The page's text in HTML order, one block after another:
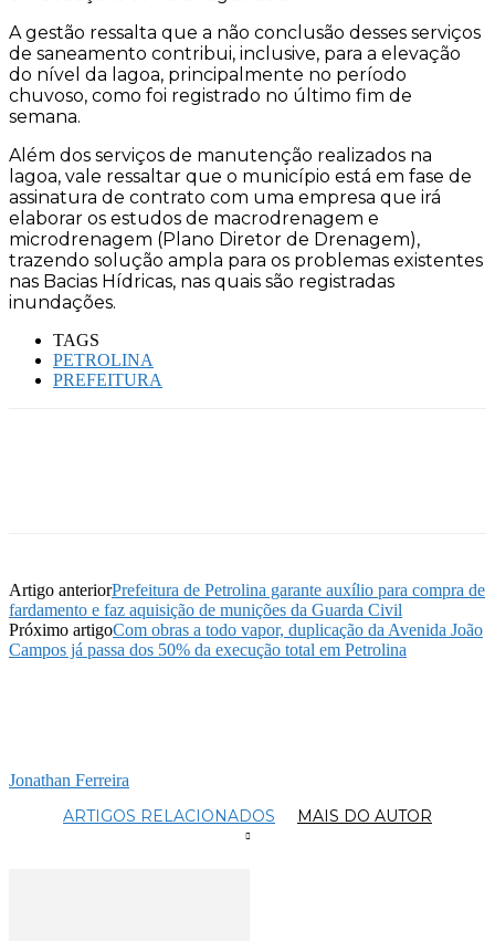
A gestão ressalta que a não conclusão desses serviços
de saneamento contribui, inclusive, para a elevação
do nível da lagoa, principalmente no período
chuvoso, como foi registrado no último fim de
semana.
Além dos serviços de manutenção realizados na
lagoa, vale ressaltar que o município está em fase de
assinatura de contrato com uma empresa que irá
elaborar os estudos de macrodrenagem e
microdrenagem (Plano Diretor de Drenagem),
trazendo solução ampla para os problemas existentes
nas Bacias Hídricas, nas quais são registradas
inundações.
TAGS
PETROLINA
PREFEITURA
Artigo anteriorPrefeitura de Petrolina garante auxílio para compra de
fardamento e faz aquisição de munições da Guarda Civil
Próximo artigoCom obras a todo vapor, duplicação da Avenida João
Campos já passa dos 50% da execução total em Petrolina
Jonathan Ferreira
ARTIGOS RELACIONADOS MAIS DO AUTOR